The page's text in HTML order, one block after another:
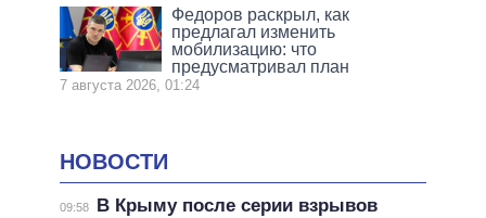
Федоров раскрыл, как
предлагал изменить
мобилизацию: что
предусматривал план
7 августа 2026, 01:24
НОВОСТИ
09:58
В Крыму после серии взрывов